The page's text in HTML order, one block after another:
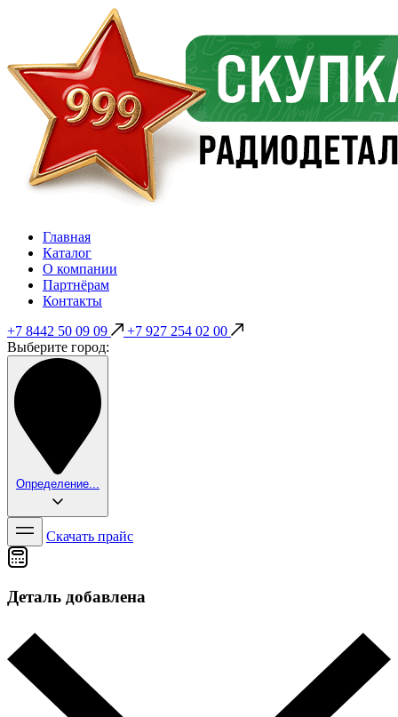
Главная
Каталог
О компании
Партнёрам
Контакты
+7 8442 50 09 09
+7 927 254 02 00
Выберите город:
Определение...
Скачать прайс
Деталь добавлена